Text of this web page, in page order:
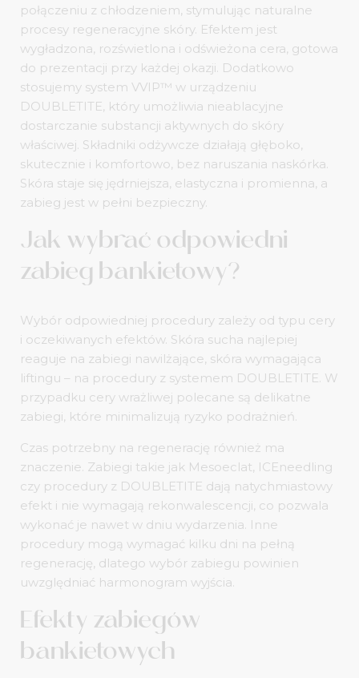
połączeniu z chłodzeniem, stymulując naturalne
procesy regeneracyjne skóry. Efektem jest
wygładzona, rozświetlona i odświeżona cera, gotowa
do prezentacji przy każdej okazji. Dodatkowo
stosujemy system VVIP™ w urządzeniu
DOUBLETITE, który umożliwia nieablacyjne
dostarczanie substancji aktywnych do skóry
właściwej. Składniki odżywcze działają głęboko,
skutecznie i komfortowo, bez naruszania naskórka.
Skóra staje się jędrniejsza, elastyczna i promienna, a
zabieg jest w pełni bezpieczny.
Jak wybrać odpowiedni
zabieg bankietowy?
Wybór odpowiedniej procedury zależy od typu cery
i oczekiwanych efektów. Skóra sucha najlepiej
reaguje na zabiegi nawilżające, skóra wymagająca
liftingu – na procedury z systemem DOUBLETITE. W
przypadku cery wrażliwej polecane są delikatne
zabiegi, które minimalizują ryzyko podrażnień.
Czas potrzebny na regenerację również ma
znaczenie. Zabiegi takie jak Mesoeclat, ICEneedling
czy procedury z DOUBLETITE dają natychmiastowy
efekt i nie wymagają rekonwalescencji, co pozwala
wykonać je nawet w dniu wydarzenia. Inne
procedury mogą wymagać kilku dni na pełną
regenerację, dlatego wybór zabiegu powinien
uwzględniać harmonogram wyjścia.
Efekty zabiegów
bankietowych